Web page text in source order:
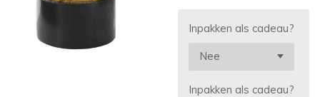
Inpakken als cadeau?
Inpakken als cadeau?